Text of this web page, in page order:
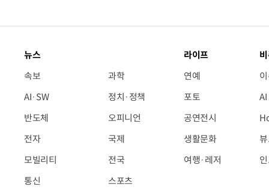
뉴스
속보
AI·SW
반도체
전자
모빌리티
통신
과학
정치·정책
오피니언
국제
전국
스포츠
라이프
연예
포토
공연전시
생활문화
여행·레저